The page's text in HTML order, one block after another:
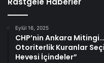
Eylül 16, 2025
CHP’nin Ankara
Otoriterlik Kuranlar
Hevesi İçindeler”